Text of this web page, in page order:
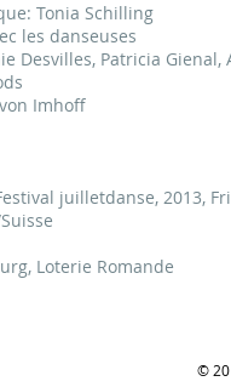
Tonia Schilling
les danseuses
Desvilles, Patricia
Imhoff
juilletdanse, 2013,
Loterie Romande
©